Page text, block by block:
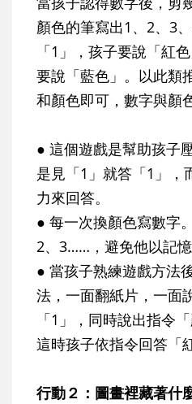
顏色的筆寫出1、2、3
「1」，孩子要說「紅
要說「藍色」。以此類
和顏色即可，數字與顏
● 這個遊戲是幫助孩子
是見「1」就答「1」，
力來回答。
● 每一次換顏色寫數字
2、3……，避免他以記憶
● 當孩子熟練遊戲方法
法，一面翻紙片，一面
「1」，同時說出指令
這時孩子依指令回答「
行動２：圖畫裡藏著什